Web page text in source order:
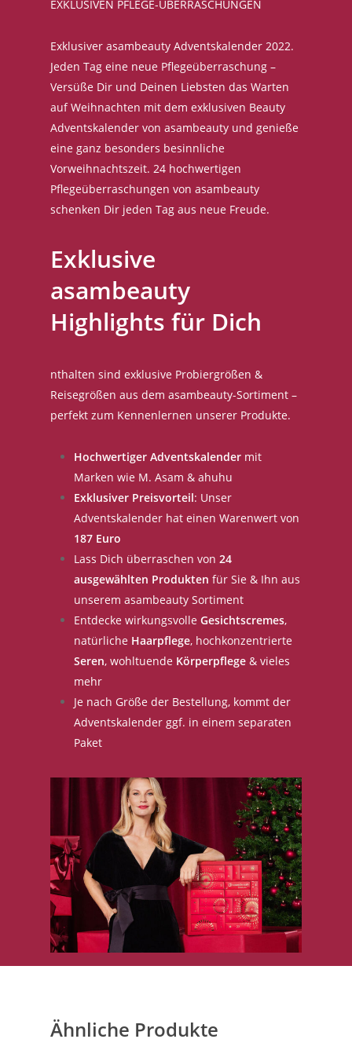
EXKLUSIVEN PFLEGE-ÜBERRASCHUNGEN
Exklusiver asambeauty Adventskalender 2022.
Jeden Tag eine neue Pflegeüberraschung –
Versüße Dir und Deinen Liebsten das Warten
auf Weihnachten mit dem exklusiven Beauty
Adventskalender von asambeauty und genieße
eine ganz besonders besinnliche
Vorweihnachtszeit. 24 hochwertigen
Pflegeüberraschungen von asambeauty
schenken Dir jeden Tag aus neue Freude.
Exklusive
asambeauty
Highlights für Dich
nthalten sind exklusive Probiergrößen &
Reisegrößen aus dem asambeauty-Sortiment –
perfekt zum Kennenlernen unserer Produkte.
Hochwertiger Adventskalender mit
Marken wie M. Asam & ahuhu
Exklusiver Preisvorteil: Unser
Adventskalender hat einen Warenwert von
187 Euro
Lass Dich überraschen von24
ausgewählten Produktenfür Sie & Ihn aus
unserem asambeauty Sortiment
Entdecke wirkungsvolleGesichtscremes,
natürliche Haarpflege, hochkonzentrierte
Seren, wohltuende Körperpflege& vieles
mehr
Je nach Größe der Bestellung, kommt der
Adventskalender ggf. in einem separaten
Paket
Ähnliche Produkte